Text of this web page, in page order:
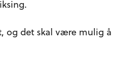
og det skal være mulig å